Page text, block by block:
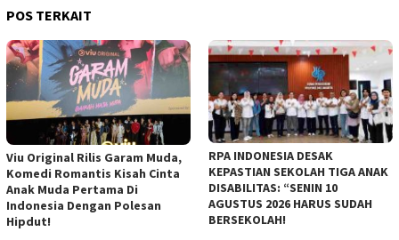
POS TERKAIT
Viu Original Rilis Garam Muda,
Komedi Romantis Kisah Cinta
Anak Muda Pertama Di
Indonesia Dengan Polesan
Hipdut!
RPA INDONESIA DESAK
KEPASTIAN SEKOLAH TIGA ANAK
DISABILITAS: “SENIN 10
AGUSTUS 2026 HARUS SUDAH
BERSEKOLAH!